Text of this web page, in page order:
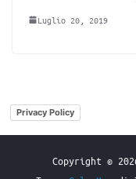
Luglio 20, 2019
Privacy Policy
Copyright ©